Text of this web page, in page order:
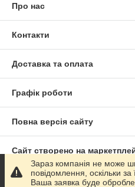
Про нас
Контакти
Доставка та оплата
Графік роботи
Повна версія сайту
Сайт створено на
Політика конфіденційності
Зараз компанія не може
повідомлення, оскільки за
Ваша заявка буде